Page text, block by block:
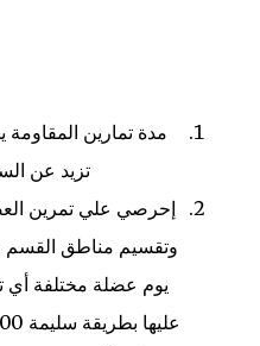
مدة تمارين المقاومة
تزيد عن
إحرصي علي تمرين
وتقسيم مناطق القسم
يوم عضلة مختلفة أي